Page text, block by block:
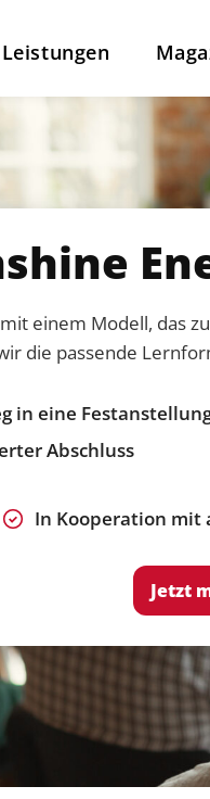
einem Modell, das
die passende
in eine
Abschluss
In Kooperation mit
Jetzt